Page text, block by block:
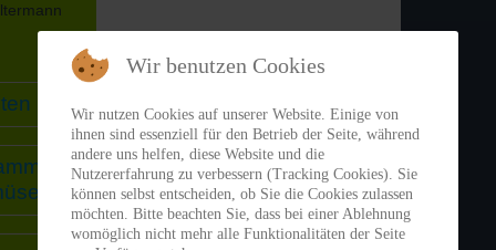
über
den
Wir benutzen Cookies
Wir nutzen Cookies auf unserer Website. Einige von
ihnen sind essenziell für den Betrieb der Seite, während
andere uns helfen, diese Website und die
Nutzererfahrung zu verbessern (Tracking Cookies). Sie
können selbst entscheiden, ob Sie die Cookies zulassen
möchten. Bitte beachten Sie, dass bei einer Ablehnung
womöglich nicht mehr alle Funktionalitäten der Seite